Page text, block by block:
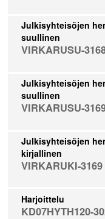
Julkisyhteisöjen
suullinen
VIRKARUSU-
Julkisyhteisöjen
suullinen
VIRKARUSU-
Julkisyhteisöjen
kirjallinen
VIRKARUKI-3169
Harjoittelu
KD07HYTH120-